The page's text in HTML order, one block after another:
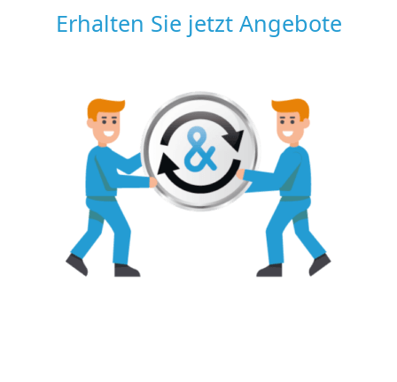
Erhalten Sie jetzt Angebote